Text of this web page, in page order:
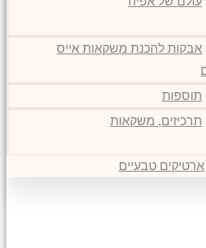
אבקות להכנת משקאות אייס
תוספות
תרכיזים, משקאות
ארטיקים טבעיים